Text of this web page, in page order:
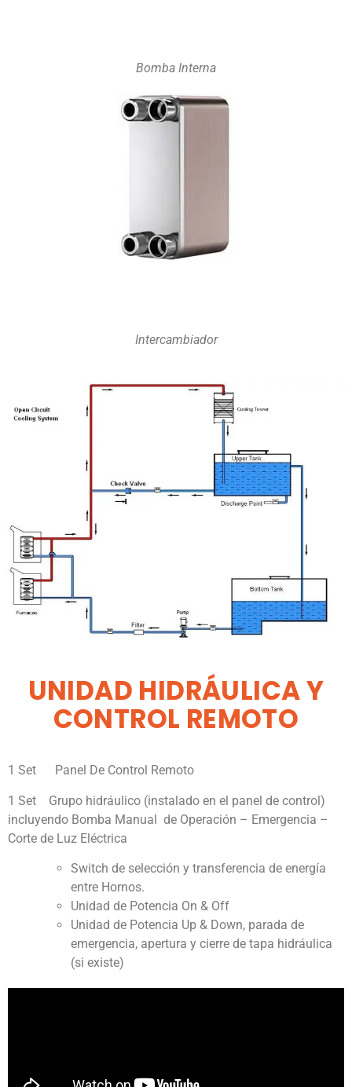
Bomba Interna
Intercambiador
UNIDAD HIDRÁULICA Y
CONTROL REMOTO
1 Set Panel De Control Remoto
1 Set Grupo hidráulico (instalado en el panel de control)
incluyendo Bomba Manual de Operación – Emergencia –
Corte de Luz Eléctrica
Switch de selección y transferencia de energía
entre Hornos.
Unidad de Potencia On & Off
Unidad de Potencia Up & Down, parada de
emergencia, apertura y cierre de tapa hidráulica
(si existe)